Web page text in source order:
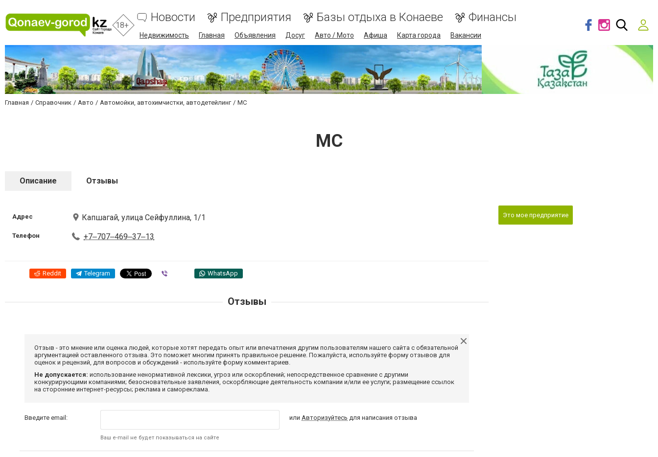
18+
Новости Предприятия Базы отдыха в Конаеве Финансы
Недвижимость Главная Объявления Досуг Авто / Мото Афиша Карта города Вакансии
Главная Справочник Авто Автомойки, автохимчистки, автодетейлинг МС
МС
Описание Отзывы
Адрес Капшагай, улица Сейфуллина, 1/1
Телефон +7‒707‒469‒37‒13
Reddit Telegram WhatsApp
Это мое предприятие
Отзывы
Отзыв - это мнение или оценка людей, которые хотят передать опыт или впечатления другим пользователям нашего сайта с обязательной
аргументацией оставленного отзыва. Это поможет многим принять правильное решение. Пожалуйста, используйте форму отзывов для
оценок и рецензий, для вопросов и обсуждений - используйте форму комментариев.
Не допускается: использование ненормативной лексики, угроз или оскорблений; непосредственное сравнение с другими
конкурирующими компаниями; безосновательные заявления, оскорбляющие деятельность компании и/или ее услуги; размещение ссылок
на сторонние интернет-ресурсы; реклама и самореклама.
Введите email:
Ваш e-mail не будет показываться на сайте
илиАвторизуйтесь для написания отзыва